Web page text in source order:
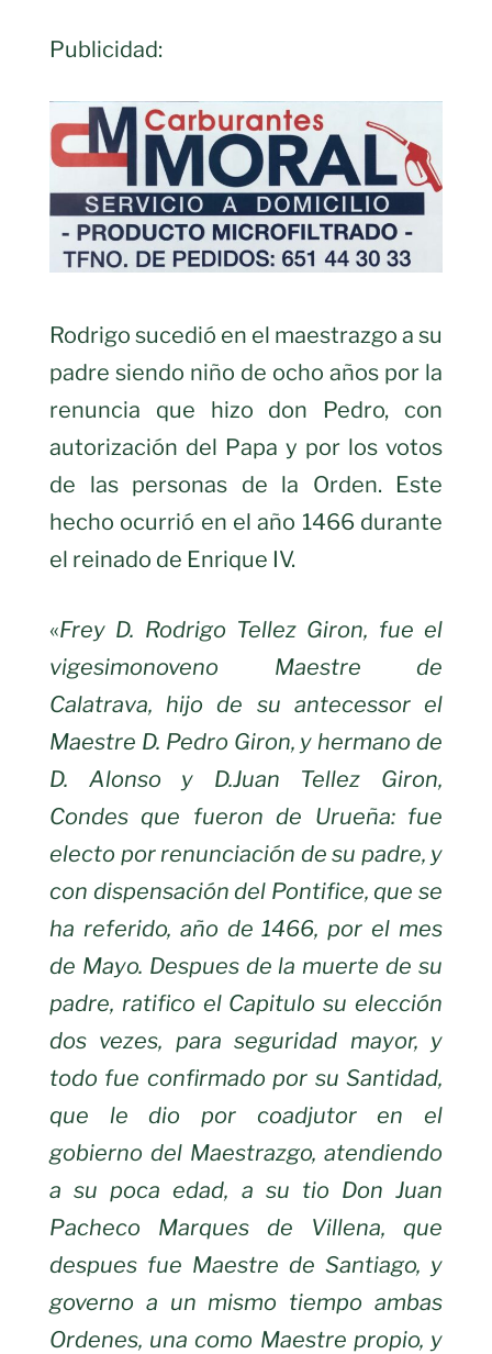
Publicidad:
Rodrigo sucedió en el maestrazgo a su
padre siendo niño de ocho años por la
renuncia que hizo don Pedro, con
autorización del Papa y por los votos
de las personas de la Orden. Este
hecho ocurrió en el año 1466 durante
el reinado de Enrique IV.
«Frey D. Rodrigo Tellez Giron, fue el
vigesimonoveno Maestre de
Calatrava, hijo de su antecessor el
Maestre D. Pedro Giron, y hermano de
D. Alonso y D.Juan
Tellez Giron,
Condes que fueron de Urueña: fue
electo por renunciación de su padre, y
con dispensación del Pontifice, que se
ha referido, año de 1466, por el mes
de Mayo. Despues de la muerte de su
padre, ratifico el Capitulo su elección
dos vezes, para seguridad mayor, y
todo fue confirmado por su Santidad,
que le
dio por coadjutor en el
gobierno del Maestrazgo, atendiendo
a su poca edad, a su tio Don Juan
Pacheco Marques de Villena, que
despues fue Maestre de Santiago, y
governo a un mismo tiempo ambas
Ordenes, una como Maestre propio, y